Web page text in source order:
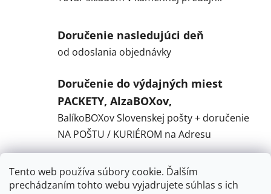
Tento web používa súbory cookie. Ďalším
prechádzaním tohto webu vyjadrujete súhlas s ich
Doručenie nasledujúci deň
od odoslania objednávky
Doručenie do výdajných miest
PACKETY, AlzaBOXov,
BalíkoBOXov Slovenskej pošty + doručenie
NA POŠTU / KURIÉROM na Adresu
Popis